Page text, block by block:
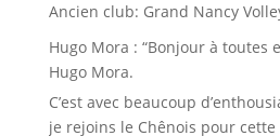
Ancien club: Grand Nancy
Hugo Mora : “Bonjour à toutes
Hugo Mora.
C’est avec beaucoup
je rejoins le Chênois pour